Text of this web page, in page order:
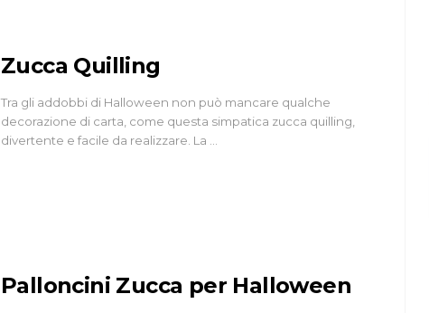
Zucca Quilling
Tra gli addobbi di Halloween non può mancare qualche
decorazione di carta, come questa simpatica zucca quilling,
divertente e facile da realizzare. La …
Palloncini Zucca per Halloween